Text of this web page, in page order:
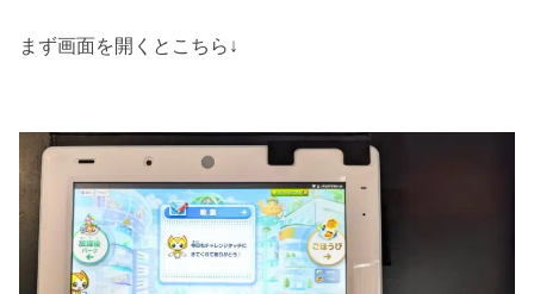
まず画面を開くとこちら↓